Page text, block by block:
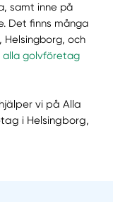
samt inne på
Det finns många
Helsingborg, och
alla golvföretag
vi på Alla
i Helsingborg,